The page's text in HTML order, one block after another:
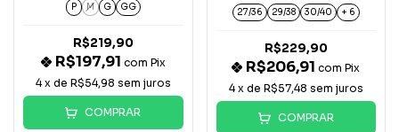
P M G GG
R$219,90
R$197,91 com Pix
4 x de R$54,98 sem juros
COMPRAR
27/36 29/38 30/40 + 6
R$229,90
R$206,91com Pix
4 x de R$57,48 sem juros
COMPRAR